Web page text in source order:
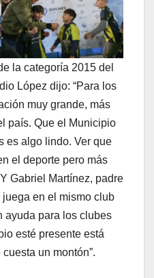
la categoría 2015 del
López dijo: “Para los
muy grande, más
país. Que el Municipio
es algo lindo. Ver que
el deporte pero más
Gabriel Martínez, padre
en el mismo club
ayuda para los clubes
esté presente está
un montón”.